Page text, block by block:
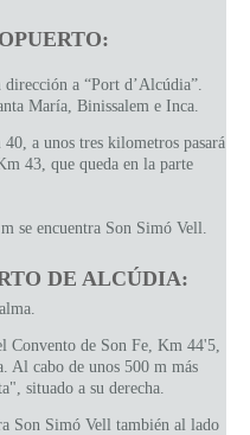
a “Port d’Alcúdia”.
María, Binissalem e Inca.
a unos tres kilometros pasará
43, que queda en la parte
se encuentra Son Simó Vell.
DE ALCÚDIA:
Convento de Son Fe, Km 44'5,
Al cabo de unos 500 m más
situado a su derecha.
Son Simó Vell también al lado